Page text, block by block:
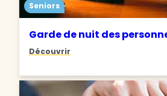
Seniors
Garde de nuit des
Découvrir